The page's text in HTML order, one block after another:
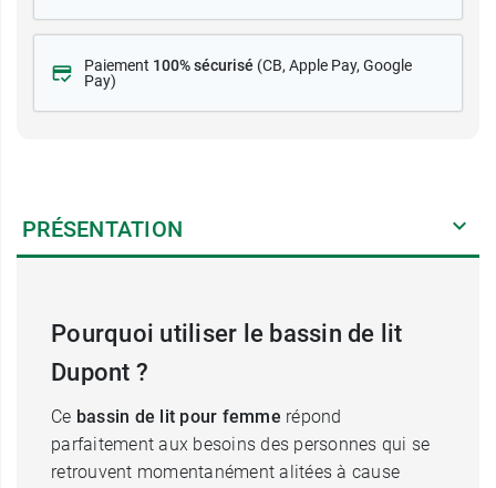
Paiement 100% sécurisé (CB, Apple Pay, Google
Pay)
PRÉSENTATION
Pourquoi utiliser le bassin de lit
Dupont ?
Ce bassin de lit pour femme répond
parfaitement aux besoins des personnes qui se
retrouvent momentanément alitées à cause